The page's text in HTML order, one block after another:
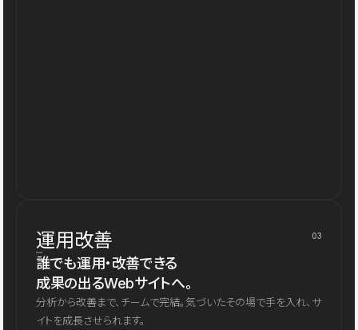
運用改善 03
誰でも運用・改善できる
成果の出るWebサイトへ。
分析から改善まで、チームで完結。気づいたその場で手を入れ、サ
イトを成長させられます。